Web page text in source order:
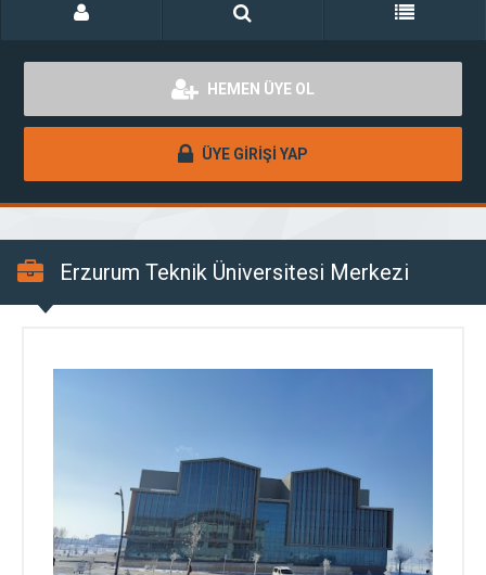
HEMEN ÜYE OL
ÜYE GİRİŞİ YAP
Erzurum Teknik Üniversitesi Merkezi